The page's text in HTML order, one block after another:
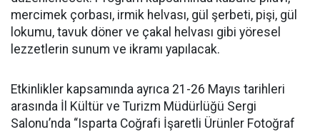
mercimek çorbası, irmik helvası, gül şerbeti, pişi, gül
lokumu, tavuk döner ve çakal helvası gibi yöresel
lezzetlerin sunum ve ikramı yapılacak.
Etkinlikler kapsamında ayrıca 21-26 Mayıs tarihleri
arasında İl Kültür ve Turizm Müdürlüğü Sergi
Salonu’nda “Isparta Coğrafi İşaretli Ürünler Fotoğraf